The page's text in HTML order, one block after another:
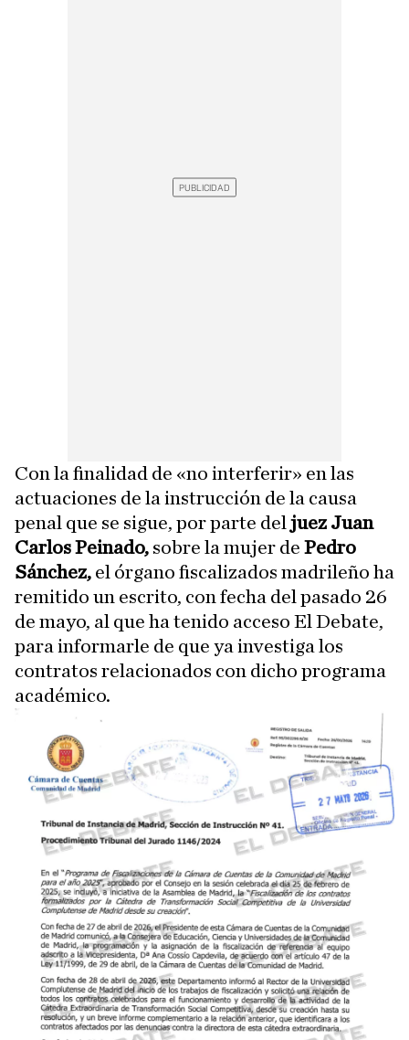
Con la finalidad de «no interferir» en las
actuaciones de la instrucción de la causa
penal que se sigue, por parte del juez Juan
Carlos Peinado, sobre la mujer de Pedro
Sánchez, el órgano fiscalizados madrileño ha
remitido un escrito, con fecha del pasado 26
de mayo, al que ha tenido acceso El Debate,
para informarle de que ya investiga los
contratos relacionados con dicho programa
académico.